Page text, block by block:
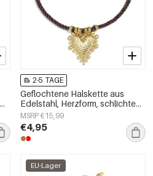
2-5 TAGE
Geflochtene Halskette aus
Edelstahl, Herzform, schlichte
Alltags-Serie, Damenschmuck
MSRP €15,99
€4,95
EU-Lager